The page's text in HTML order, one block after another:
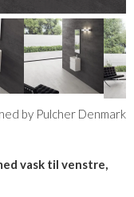
by Pulcher Denmark
vask til venstre,